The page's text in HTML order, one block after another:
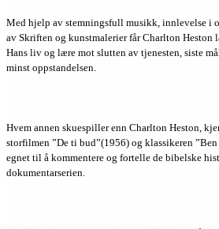
Med hjelp av stemningsfull musikk, innlevelse i
av Skriften og kunstmalerier får Charlton Heston
Hans liv og lære mot slutten av tjenesten, siste
minst oppstandelsen.
Hvem annen skuespiller enn Charlton Heston,
storfilmen ”De ti bud”(1956) og klassikeren
egnet til å kommentere og fortelle de bibelske
dokumentarserien.